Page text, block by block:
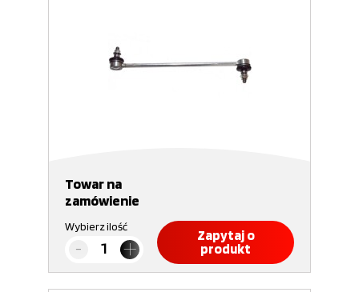
Towar na
zamówienie
Wybierz ilość
Zapytaj o
produkt